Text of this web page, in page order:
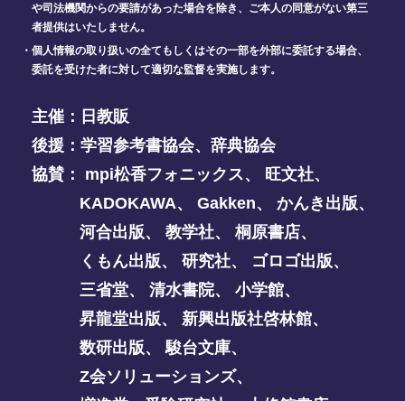
や司法機関からの要請があった場合を除き、ご本人の同意がない第三
者提供はいたしません。
・個人情報の取り扱いの全てもしくはその一部を外部に委託する場合、
委託を受けた者に対して適切な監督を実施します。
主催： 日教販
後援： 学習参考書協会、 辞典協会
協賛： mpi松香フォニックス、 旺文社、
KADOKAWA、 Gakken、 かんき出版、
河合出版、 教学社、 桐原書店、
くもん出版、 研究社、 ゴロゴ出版、
三省堂、 清水書院、 小学館、
昇龍堂出版、 新興出版社啓林館、
数研出版、 駿台文庫、
Z会ソリューションズ、